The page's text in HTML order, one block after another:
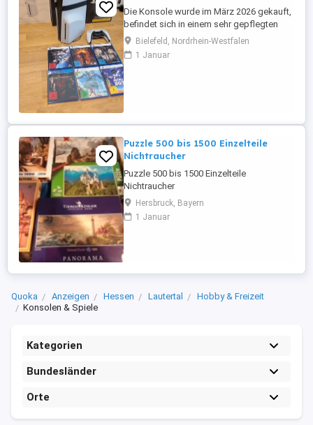
Die Konsole wurde im März 2026 gekauft,
befindet sich in einem sehr gepflegten
Zustand und funktioniert einwandfrei. Sie
wurde ganz normal privat genutzt und
weist keine technischen Probleme oder
Bielefeld, Nordrhein-Westfalen
1 Januar
Puzzle 500 bis 1500 Einzelteile
Nichtraucher
Puzzle 500 bis 1500 Einzelteile
Nichtraucher
Hersbruck, Bayern
1 Januar
Quoka Anzeigen Hessen Lautertal
Hobby & Freizeit
Konsolen & Spiele
Kategorien
Bundesländer
Orte